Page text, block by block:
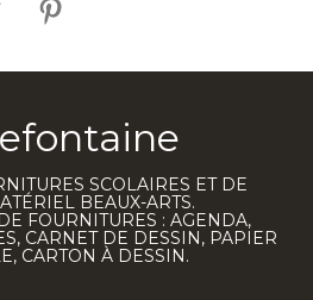
SCOLAIRES ET DE
BEAUX-ARTS.
FOURNITURES : AGENDA,
CARNET DE DESSIN, PAPIER
CARTON À DESSIN.